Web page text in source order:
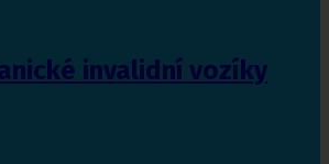
invalidní vozíky